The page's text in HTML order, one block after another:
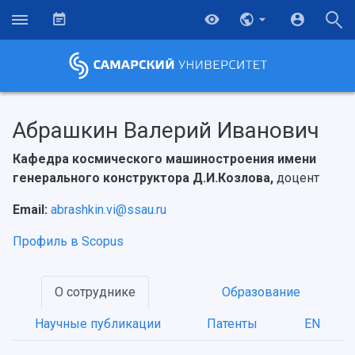
НАЗАД
Об университете
Новости
Образование
Научно-исследовательская деятельность
Абрашкин Валерий Иванович
Кафедра космического машиностроения имени
генерального конструктора Д.И.Козлова, доцент
Email: abrashkin.vi@ssau.ru
Профиль в Scopus
О сотруднике Образование
Научные публикации Патенты EN